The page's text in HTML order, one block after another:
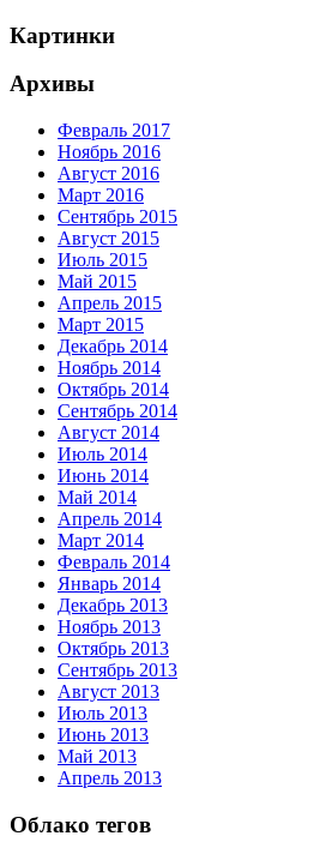
Картинки
Архивы
Февраль 2017
Ноябрь 2016
Август 2016
Март 2016
Сентябрь 2015
Август 2015
Июль 2015
Май 2015
Апрель 2015
Март 2015
Декабрь 2014
Ноябрь 2014
Октябрь 2014
Сентябрь 2014
Август 2014
Июль 2014
Июнь 2014
Май 2014
Апрель 2014
Март 2014
Февраль 2014
Январь 2014
Декабрь 2013
Ноябрь 2013
Октябрь 2013
Сентябрь 2013
Август 2013
Июль 2013
Июнь 2013
Май 2013
Апрель 2013
Облако тегов